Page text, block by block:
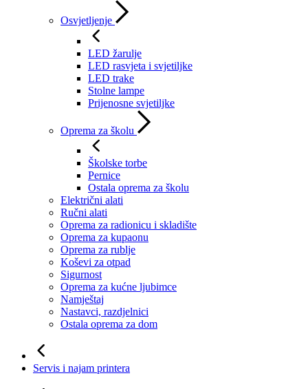
Osvjetljenje
LED žarulje
LED rasvjeta i svjetiljke
LED trake
Stolne lampe
Prijenosne svjetiljke
Oprema za školu
Školske torbe
Pernice
Ostala oprema za školu
Električni alati
Ručni alati
Oprema za radionicu i skladište
Oprema za kupaonu
Oprema za rublje
Koševi za otpad
Sigurnost
Oprema za kućne ljubimce
Namještaj
Nastavci, razdjelnici
Ostala oprema za dom
Servis i najam printera